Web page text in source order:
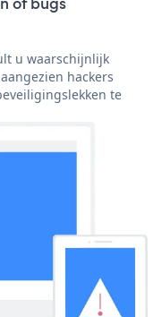
u waarschijnlijk
hackers
te